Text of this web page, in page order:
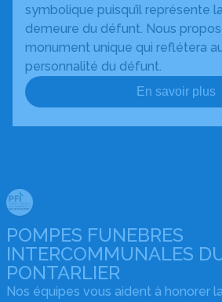
symbolique puisqu’il représente
demeure du défunt. Nous
monument unique qui reflétera
personnalité du défunt.
En savoir plus
POMPES FUNEBRES
INTERCOMMUNALES
PONTARLIER
Nos équipes vous aident à honorer